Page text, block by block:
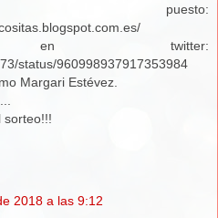
puesto:
en twitter:
status/960998937917353984
Margari Estévez.
sorteo!!!
2018 a las 9:12